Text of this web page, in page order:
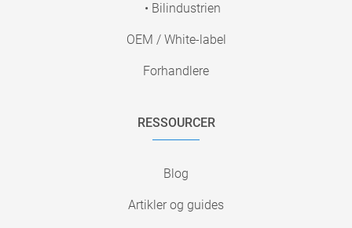
• Bilindustrien
OEM / White-label
Forhandlere
RESSOURCER
Blog
Artikler og guides